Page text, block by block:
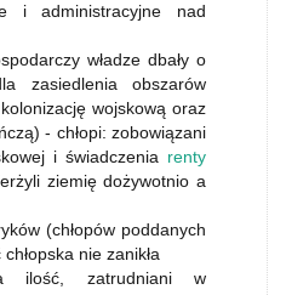
i administracyjne nad
władze dbały o
zasiedlenia obszarów
wojskową oraz
- chłopi: zobowiązani
i świadczenia renty
ziemię dożywotnio a
(chłopów poddanych
nie zanikła
ilość, zatrudniani w